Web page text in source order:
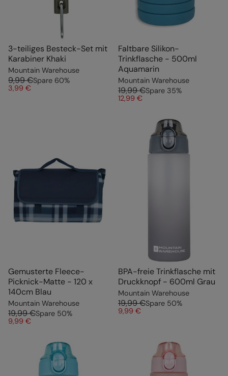
3-teiliges Besteck-Set mit
Karabiner Khaki
Mountain Warehouse
9,99 €Spare 60%
3,99 €
Faltbare Silikon-
Trinkflasche - 500ml
Aquamarin
Mountain Warehouse
19,99 €Spare 35%
12,99 €
Gemusterte Fleece-
Picknick-Matte - 120 x
140cm Blau
Mountain Warehouse
19,99 €Spare 50%
9,99 €
BPA-freie Trinkflasche mit
Druckknopf - 600ml Grau
Mountain Warehouse
19,99 €Spare 50%
9,99 €